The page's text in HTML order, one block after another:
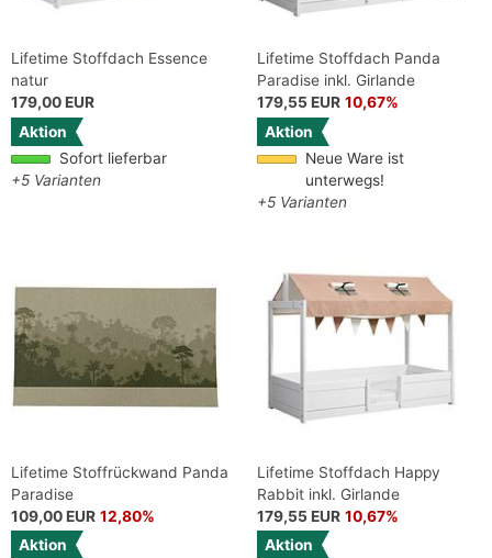
Lifetime Stoffdach Essence
natur
179,00 EUR
Aktion
Sofort lieferbar
+5 Varianten
Lifetime Stoffdach Panda
Paradise inkl. Girlande
179,55 EUR 10,67%
Aktion
Neue Ware ist
unterwegs!
+5 Varianten
Lifetime Stoffrückwand Panda
Paradise
109,00 EUR 12,80%
Aktion
Lifetime Stoffdach Happy
Rabbit inkl. Girlande
179,55 EUR 10,67%
Aktion